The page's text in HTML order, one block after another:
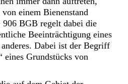
einem Bienenstand
906 BGB regelt dabei die
Beeinträchtigung eines
Dabei ist der Begriff
eines Grundstücks von